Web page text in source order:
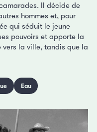
Il décide de
hommes et, pour
qui séduit le jeune
pouvoirs et apporte la
vers la ville, tandis que la
Eau